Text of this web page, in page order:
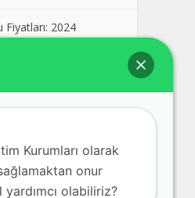
2024
Dikkat Edilmesi
Polatlı Dershane
En İyi Pursaklar
Kurumları olarak
onur
yardımcı olabiliriz?